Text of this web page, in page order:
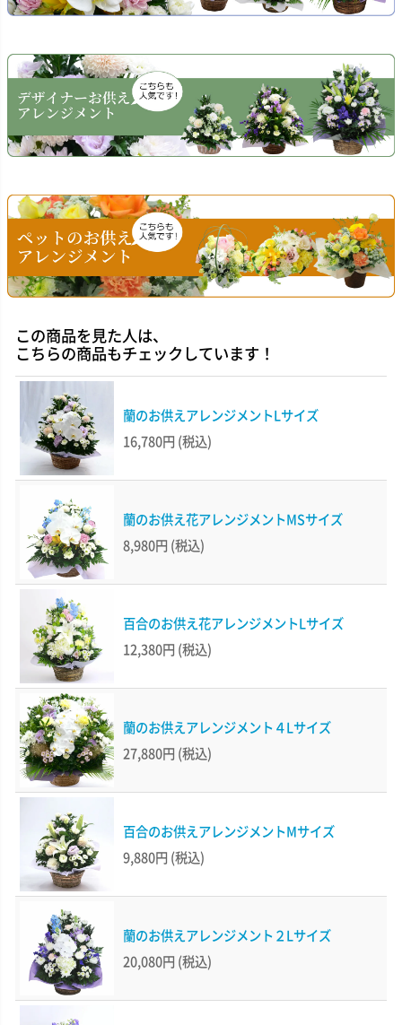
この商品を見た人は、
こちらの商品もチェックしています！
蘭のお供えアレンジメントLサイズ
16,780円 (税込)
蘭のお供え花アレンジメントMSサイズ
8,980円 (税込)
百合のお供え花アレンジメントLサイズ
12,380円 (税込)
蘭のお供えアレンジメント４Lサイズ
27,880円 (税込)
百合のお供えアレンジメントMサイズ
9,880円 (税込)
蘭のお供えアレンジメント２Lサイズ
20,080円 (税込)